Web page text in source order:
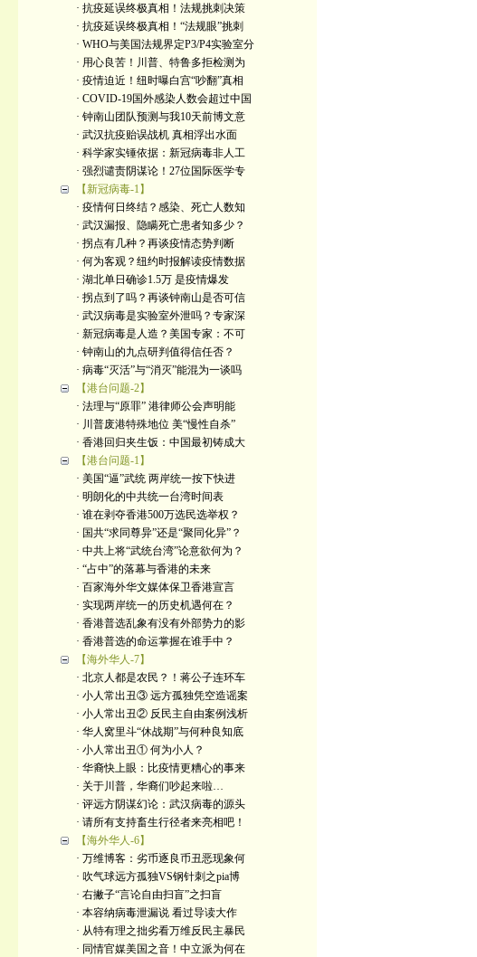
· 抗疫延误终极真相！法规挑刺决策
· 抗疫延误终极真相！“法规眼”挑刺
· WHO与美国法规界定P3/P4实验室分
· 用心良苦！川普、特鲁多拒检测为
· 疫情迫近！纽时曝白宫“吵翻”真相
· COVID-19国外感染人数会超过中国
· 钟南山团队预测与我10天前博文意
· 武汉抗疫贻误战机 真相浮出水面
· 科学家实锤依据：新冠病毒非人工
· 强烈谴责阴谋论！27位国际医学专
【新冠病毒-1】
· 疫情何日终结？感染、死亡人数知
· 武汉漏报、隐瞒死亡患者知多少？
· 拐点有几种？再谈疫情态势判断
· 何为客观？纽约时报解读疫情数据
· 湖北单日确诊1.5万 是疫情爆发
· 拐点到了吗？再谈钟南山是否可信
· 武汉病毒是实验室外泄吗？专家深
· 新冠病毒是人造？美国专家：不可
· 钟南山的九点研判值得信任否？
· 病毒“灭活”与“消灭”能混为一谈吗
【港台问题-2】
· 法理与“原罪” 港律师公会声明能
· 川普废港特殊地位 美“慢性自杀”
· 香港回归夹生饭：中国最初铸成大
【港台问题-1】
· 美国“逼”武统 两岸统一按下快进
· 明朗化的中共统一台湾时间表
· 谁在剥夺香港500万选民选举权？
· 国共“求同尊异”还是“聚同化异”？
· 中共上将“武统台湾”论意欲何为？
· “占中”的落幕与香港的未来
· 百家海外华文媒体保卫香港宣言
· 实现两岸统一的历史机遇何在？
· 香港普选乱象有没有外部势力的影
· 香港普选的命运掌握在谁手中？
【海外华人-7】
· 北京人都是农民？！蒋公子连环车
· 小人常出丑③ 远方孤独凭空造谣案
· 小人常出丑② 反民主自由案例浅析
· 华人窝里斗“休战期”与何种良知底
· 小人常出丑① 何为小人？
· 华裔快上眼：比疫情更糟心的事来
· 关于川普，华裔们吵起来啦…
· 评远方阴谋幻论：武汉病毒的源头
· 请所有支持畜生行径者来亮相吧！
【海外华人-6】
· 万维博客：劣币逐良币丑恶现象何
· 吹气球远方孤独VS钢针刺之pia博
· 右撇子“言论自由扫盲”之扫盲
· 本容纳病毒泄漏说 看过导读大作
· 从特有理之拙劣看万维反民主暴民
· 同情官媒美国之音！中立派为何在